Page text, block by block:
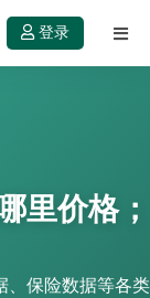
登录
里价格；
、保险数据等各类